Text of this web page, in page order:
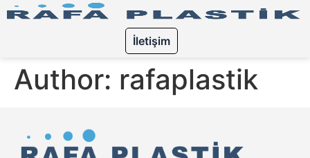
İletişim
Author: rafaplastik